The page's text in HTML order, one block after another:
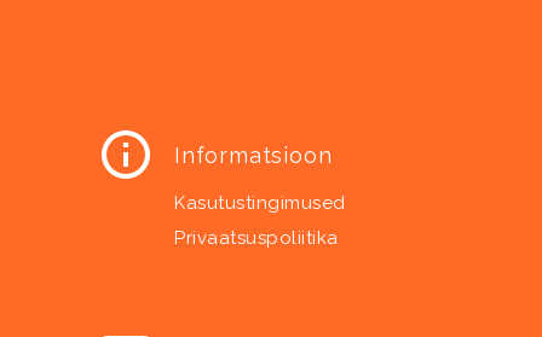
Informatsioon
Kasutustingimused
Privaatsuspoliitika